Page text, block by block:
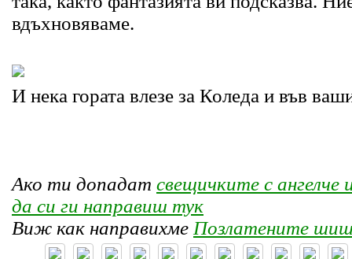
вдъхновяваме.
И нека гората влезе за Коледа и във
Ако ти допадат свещичките с ангелче
да си ги направиш тук
Виж как направихме Позлатените